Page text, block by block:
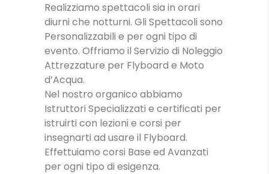
Realizziamo spettacoli sia in orari
diurni che notturni. Gli Spettacoli sono
Personalizzabili e per ogni tipo di
evento. Offriamo il Servizio di Noleggio
Attrezzature per Flyboard e Moto
d’Acqua.
Nel nostro organico abbiamo
Istruttori Specializzati e certificati per
istruirti con lezioni e corsi per
insegnarti ad usare il Flyboard.
Effettuiamo corsi Base ed Avanzati
per ogni tipo di esigenza.